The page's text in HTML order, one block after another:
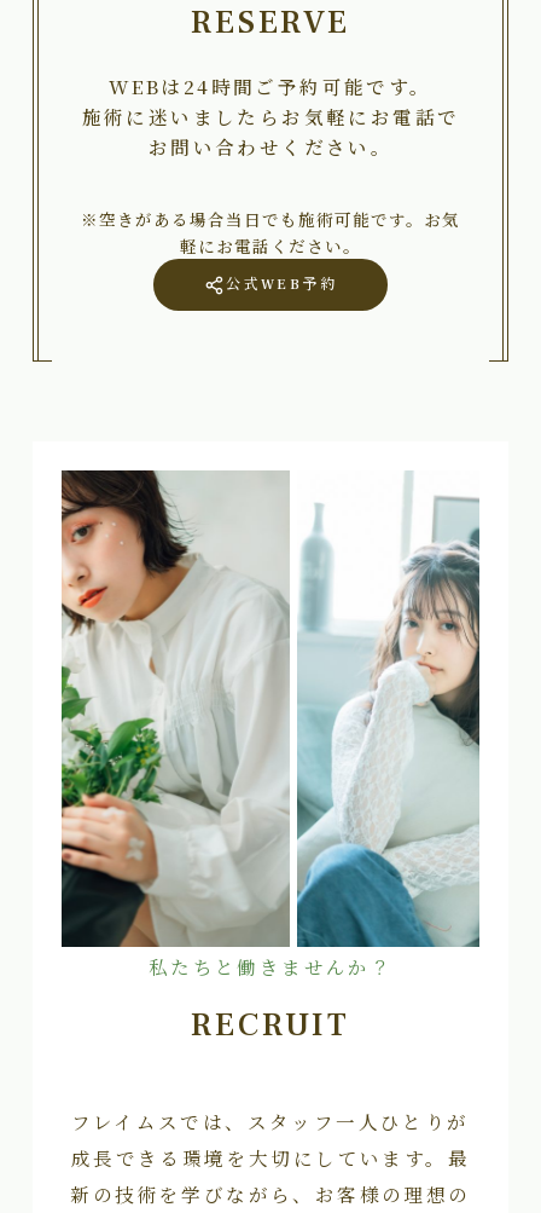
RESERVE
WEBは24時間ご予約可能です。
施術に迷いましたらお気軽にお電話で
お問い合わせください。
※空きがある場合当日でも施術可能です。お気
軽にお電話ください。
公式WEB予約
私たちと働きませんか？
RECRUIT
フレイムスでは、スタッフ一人ひとりが
成長できる環境を大切にしています。最
新の技術を学びながら、お客様の理想の